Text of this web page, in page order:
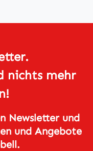
nichts mehr
Newsletter und
und Angebote